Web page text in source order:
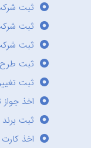
ثبت
ثبت
ثبت
ثبت
ثبت
اخذ
ثبت
اخذ کارت